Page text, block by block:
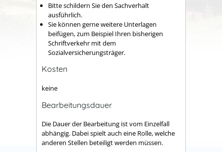
Bitte schildern Sie den Sachverhalt
ausführlich.
Sie können gerne weitere Unterlagen
beifügen, zum Beispiel Ihren bisherigen
Schriftverkehr mit dem
Sozialversicherungsträger.
Kosten
keine
Bearbeitungsdauer
Die Dauer der Bearbeitung ist vom Einzelfall
abhängig. Dabei spielt auch eine Rolle, welche
anderen Stellen beteiligt werden müssen.